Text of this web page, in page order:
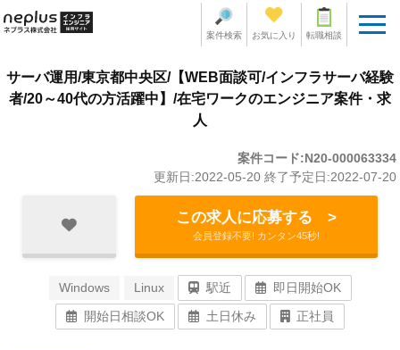
案件検索 お気に入り 転職相談
サーバ運用/東京都中央区/【WEB面談可/インフラサーバ経験
者/20～40代の方活躍中】/在宅ワークのエンジニア案件・求
人
案件コード:N20-000063334
更新日:2022-05-20 終了予定日:2022-07-20
この求人に応募する >
会員登録不要! カンタン45秒!
Windows Linux 駅近
即日開始OK
開始日相談OK
土日休み 正社員